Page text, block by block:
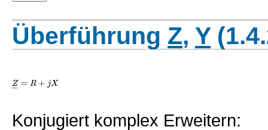
Überführung Z, Y
Z
− = R + jX
Konjugiert komplex Erweitern: